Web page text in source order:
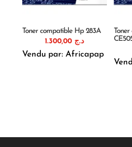
Toner compatible Hp 283A
د.ج 1.300,00
Vendu par: Africapap